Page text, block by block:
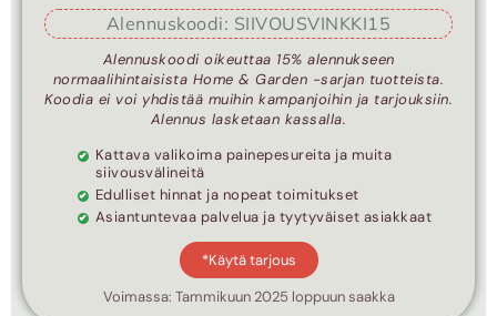
Alennuskoodi: SIIVOUSVINKKI15
Alennuskoodi oikeuttaa 15% alennukseen
normaalihintaisista Home & Garden -sarjan tuotteista.
Koodia ei voi yhdistää muihin kampanjoihin ja tarjouksiin.
Alennus lasketaan kassalla.
Kattava valikoima painepesureita ja muita
siivousvälineitä
Edulliset hinnat ja nopeat toimitukset
Asiantuntevaa palvelua ja tyytyväiset asiakkaat
*Käytä tarjous
Voimassa: Tammikuun 2025 loppuun saakka